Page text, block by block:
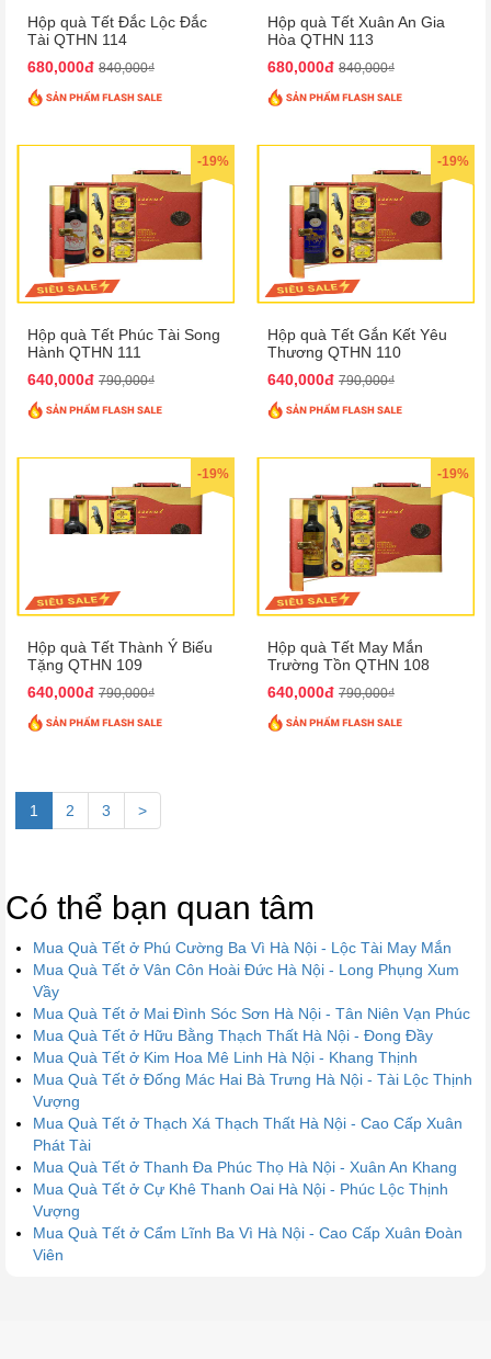
Hộp quà Tết Đắc Lộc Đắc
Tài QTHN 114
680,000đ 840,000₫
Hộp quà Tết Xuân An Gia
Hòa QTHN 113
680,000đ 840,000₫
-19%
Hộp quà Tết Phúc Tài Song
Hành QTHN 111
640,000đ 790,000₫
-19%
Hộp quà Tết Gắn Kết Yêu
Thương QTHN 110
640,000đ 790,000₫
-19%
Hộp quà Tết Thành Ý Biếu
Tặng QTHN 109
640,000đ 790,000₫
-19%
Hộp quà Tết May Mắn
Trường Tồn QTHN 108
640,000đ 790,000₫
1 2 3 >
Có thể bạn quan tâm
Mua Quà Tết ở Phú Cường Ba Vì Hà Nội - Lộc Tài May Mắn
Mua Quà Tết ở Vân Côn Hoài Đức Hà Nội - Long Phụng Xum
Vầy
Mua Quà Tết ở Mai Đình Sóc Sơn Hà Nội - Tân Niên Vạn Phúc
Mua Quà Tết ở Hữu Bằng Thạch Thất Hà Nội - Đong Đầy
Mua Quà Tết ở Kim Hoa Mê Linh Hà Nội - Khang Thịnh
Mua Quà Tết ở Đống Mác Hai Bà Trưng Hà Nội - Tài Lộc Thịnh
Vượng
Mua Quà Tết ở Thạch Xá Thạch Thất Hà Nội - Cao Cấp Xuân
Phát Tài
Mua Quà Tết ở Thanh Đa Phúc Thọ Hà Nội - Xuân An Khang
Mua Quà Tết ở Cự Khê Thanh Oai Hà Nội - Phúc Lộc Thịnh
Vượng
Mua Quà Tết ở Cẩm Lĩnh Ba Vì Hà Nội - Cao Cấp Xuân Đoàn
Viên